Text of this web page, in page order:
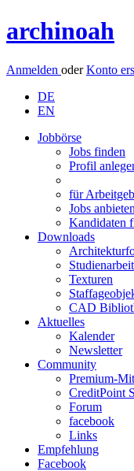
archinoah
Anmelden oderKonto
DE
EN
Jobbörse
Jobs finden
Profil
für
Jobs anbieten
Kandidaten
Downloads
Texturen
CAD
Aktuelles
Kalender
Newsletter
Community
Premium-
CreditPoint
Forum
facebook
Links
Empfehlung
Facebook